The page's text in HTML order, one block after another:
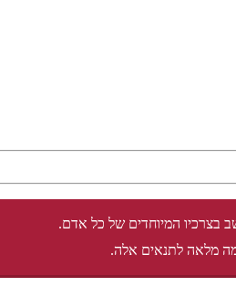
בצרכיו המיוחדים של כל אדם.
מלאה לתנאים אלה.